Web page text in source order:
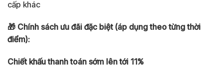
cấp khác
🎁 Chính sách ưu đãi đặc biệt (áp dụng theo từng thời
điểm):
Chiết khấu thanh toán sớm lên tới 11%